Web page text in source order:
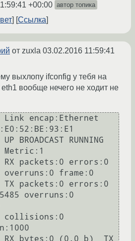
+00:00 автор топика
Ссылка
от zuxla 03.02.2016 11:59:41
выхлопу ifconfig у тебя на
вообще нечего не ходит не
encap:Ethernet
Metric:1
overruns:0 frame:0
overruns:0